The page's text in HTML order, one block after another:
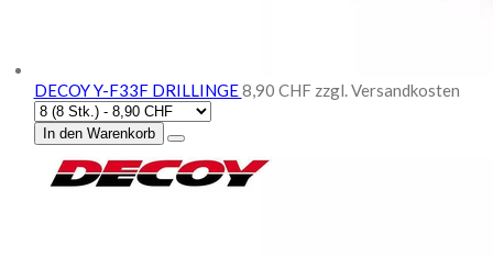
DECOY Y-F33F DRILLINGE8,90 CHF zzgl. Versandkosten
In den Warenkorb